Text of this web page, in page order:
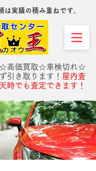
は実績の積み重ねです。
高価買取☆車検切れ☆
引き取ります！ 屋内査
時でも査定できます！
・よくある質問